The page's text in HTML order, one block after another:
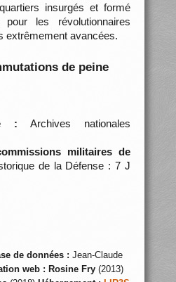
insurgés et formé
pour les révolutionnaires
extrêmement avancées.
de peine
: Archives nationales
militaires de
de la Défense : 7 J
de données : Jean-Claude
web : Rosine Fry(2013)